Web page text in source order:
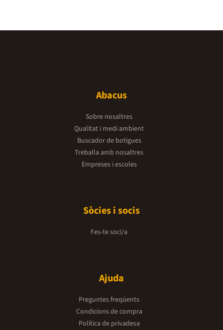
Abacus
Sobre nosaltres
Qualitat i medi ambient
Buscador de botigues
Treballa amb nosaltres
Empreses i escoles
Sòcies i socis
Fes-te soci/a
Ajuda
Preguntes freqüents
Condicions de compra
Política de privadesa